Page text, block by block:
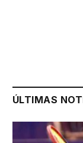
ÚLTIMAS